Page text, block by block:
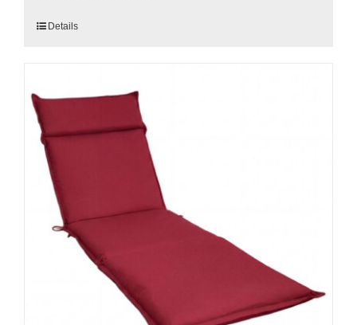
Dieses
Varianten
auf.
Die
Optionen
können
Produktseite
Details